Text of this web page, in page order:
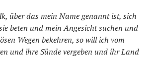
über das mein Name genannt ist, sich
beten und mein Angesicht suchen und
Wegen bekehren, so will ich vom
und ihre Sünde vergeben und ihr Land